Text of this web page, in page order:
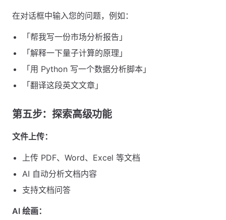
在对话框中输入您的问题，例如：
「帮我写一份市场分析报告」
「解释一下量子计算的原理」
「用 Python 写一个数据分析脚本」
「翻译这段英文文章」
第五步：探索高级功能
文件上传：
上传 PDF、Word、Excel 等文档
AI 自动分析文档内容
支持文档问答
AI 绘画：